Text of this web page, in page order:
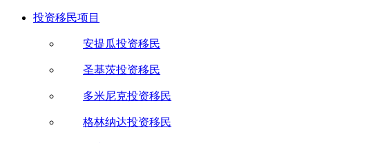
投资移民项目
安提瓜投资移民
圣基茨投资移民
多米尼克投资移民
格林纳达投资移民